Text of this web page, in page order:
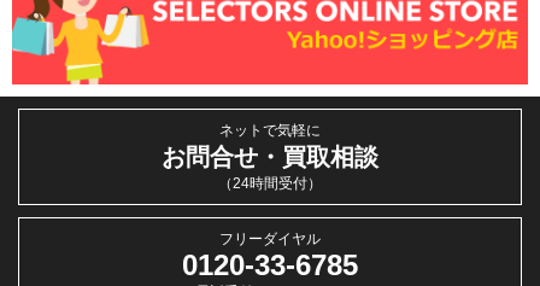
ネットで気軽に
お問合せ・買取相談
（24時間受付）
フリーダイヤル
0120-33-6785